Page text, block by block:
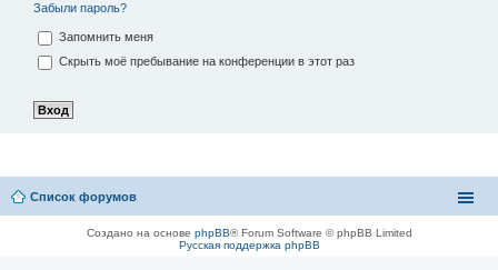
Забыли пароль?
Запомнить меня
Скрыть моё пребывание на конференции в этот раз
Список форумов
Создано на основе phpBB® Forum Software © phpBB Limited
Русская поддержка phpBB